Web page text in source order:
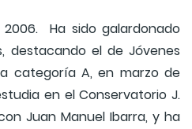
Ha sido galardonado
destacando el de Jóvenes
categoría A, en marzo de
en el Conservatorio J.
Juan Manuel Ibarra, y ha